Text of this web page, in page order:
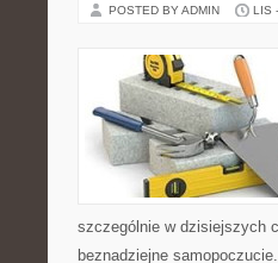
POSTED BY ADMIN LIS
szczególnie w dzisiejszych
beznadziejne